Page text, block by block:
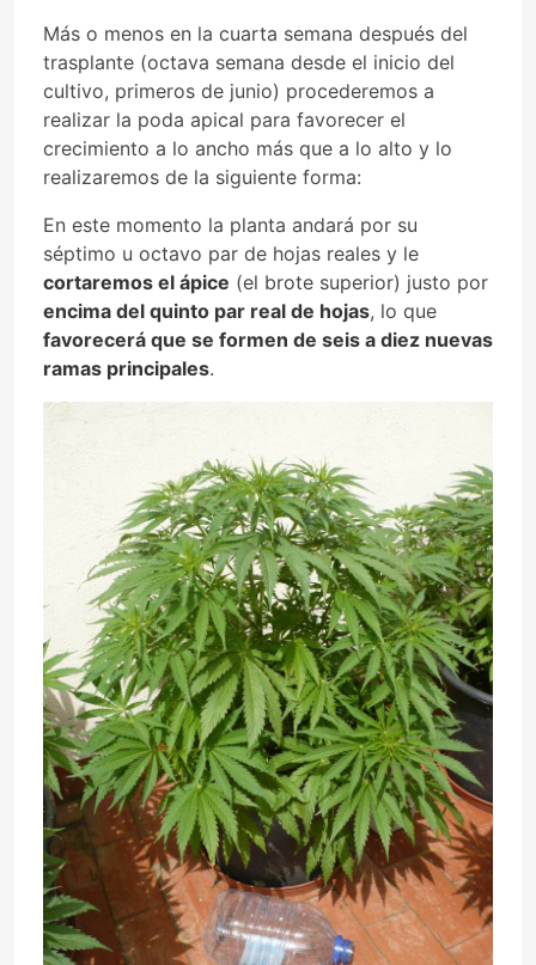
Más o menos en la cuarta semana después del
trasplante (octava semana desde el inicio del
cultivo, primeros de junio) procederemos a
realizar la poda apical para favorecer el
crecimiento a lo ancho más que a lo alto y lo
realizaremos de la siguiente forma:
En este momento la planta andará por su
séptimo u octavo par de hojas reales y le
cortaremos el ápice (el brote superior) justo por
encima del quinto par real de hojas, lo que
favorecerá que se formen de seis a diez nuevas
ramas principales.